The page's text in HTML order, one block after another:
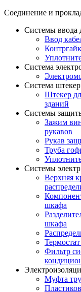
Соединение и
Системы ввода
Ввод
Система
Система
Штекер
зданий
Системы
Зажим
рукавов
Рукав
Труба
Системы
Верхняя
шкафа
шкафа
Фильтр
Муфта